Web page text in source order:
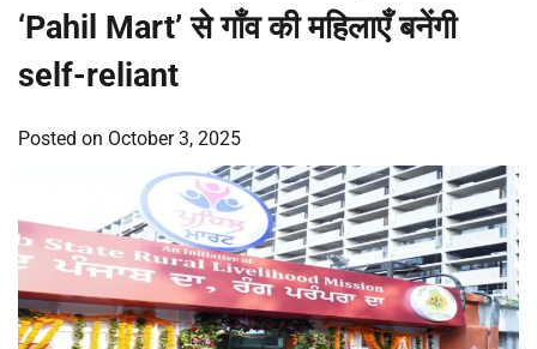
‘Pahil Mart’ से गाँव की महिलाएँ बनेंगी
self-reliant
Posted on October 3, 2025